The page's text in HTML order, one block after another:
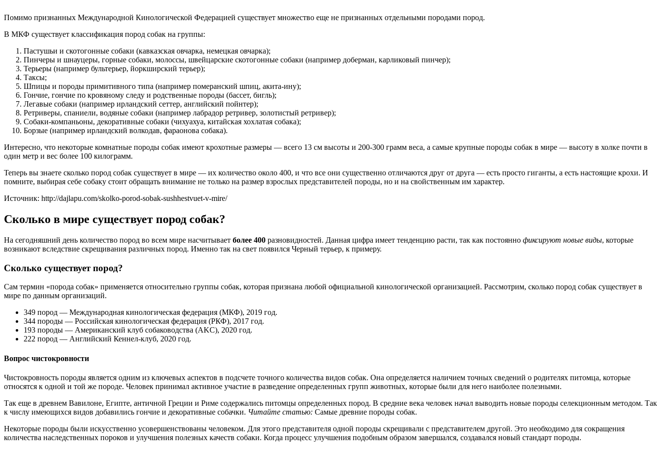
Помимо признанных Международной Кинологической Федерацией существует множество еще не признанных отдельными породами пород.
В МКФ существует классификация пород собак на группы:
Пастушьи и скотогонные собаки (кавказская овчарка, немецкая овчарка);
Пинчеры и шнауцеры, горные собаки, молоссы, швейцарские скотогонные собаки (например доберман, карликовый пинчер);
Терьеры (например бультерьер, йоркширский терьер);
Таксы;
Шпицы и породы примитивного типа (например померанский шпиц, акита-ину);
Гончие, гончие по кровяному следу и родственные породы (бассет, бигль);
Легавые собаки (например ирландский сеттер, английский пойнтер);
Ретриверы, спаниели, водяные собаки (например лабрадор ретривер, золотистый ретривер);
Собаки-компаньоны, декоративные собаки (чихуахуа, китайская хохлатая собака);
Борзые (например ирландский волкодав, фараонова собака).
Интересно, что некоторые комнатные породы собак имеют крохотные размеры — всего 13 см высоты и 200-300 грамм веса, а самые крупные породы собак в мире — высоту в холке почти в
один метр и вес более 100 килограмм.
Теперь вы знаете сколько пород собак существует в мире — их количество около 400, и что все они существенно отличаются друг от друга — есть просто гиганты, а есть настоящие крохи. И
помните, выбирая себе собаку стоит обращать внимание не только на размер взрослых представителей породы, но и на свойственным им характер.
Источник: http://dajlapu.com/skolko-porod-sobak-sushhestvuet-v-mire/
Сколько в мире существует пород собак?
На сегодняшний день количество пород во всем мире насчитывает более 400 разновидностей. Данная цифра имеет тенденцию расти, так как постоянно фиксируют новые виды, которые
возникают вследствие скрещивания различных пород. Именно так на свет появился Черный терьер, к примеру.
Сколько существует пород?
Сам термин «порода собак» применяется относительно группы собак, которая признана любой официальной кинологической организацией. Рассмотрим, сколько пород собак существует в
мире по данным организаций.
349 пород — Международная кинологическая федерация (МКФ), 2019 год.
344 породы — Российская кинологическая федерация (РКФ), 2017 год.
193 породы — Американский клуб собаководства (AKC), 2020 год.
222 пород — Английский Кеннел-клуб, 2020 год.
Вопрос чистокровности
Чистокровность породы является одним из ключевых аспектов в подсчете точного количества видов собак. Она определяется наличием точных сведений о родителях питомца, которые
относятся к одной и той же породе. Человек принимал активное участие в разведение определенных групп животных, которые были для него наиболее полезными.
Так еще в древнем Вавилоне, Египте, античной Греции и Риме содержались питомцы определенных пород. В средние века человек начал выводить новые породы селекционным методом. Так
к числу имеющихся видов добавились гончие и декоративные собачки. Читайте статью: Самые древние породы собак.
Некоторые породы были искусственно усовершенствованы человеком. Для этого представителя одной породы скрещивали с представителем другой. Это необходимо для сокращения
количества наследственных пороков и улучшения полезных качеств собаки. Когда процесс улучшения подобным образом завершался, создавался новый стандарт породы.